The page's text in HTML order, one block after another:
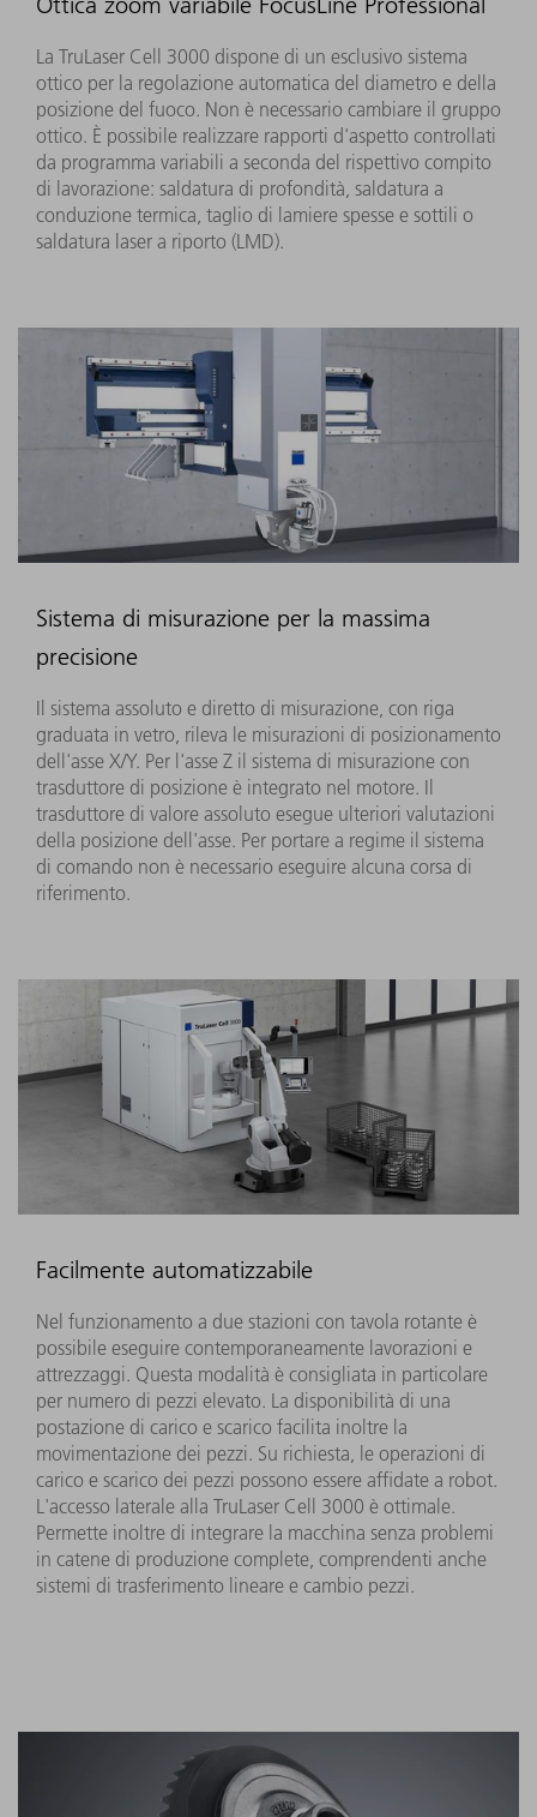
La TruLaser Cell 3000 dispone di un esclusivo sistema
ottico per la regolazione automatica del diametro e della
posizione del fuoco. Non è necessario cambiare il gruppo
ottico. È possibile realizzare rapporti d'aspetto controllati
da programma variabili a seconda del rispettivo compito
di lavorazione: saldatura di profondità, saldatura a
conduzione termica, taglio di lamiere spesse e sottili o
saldatura laser a riporto (LMD).
Sistema di misurazione per la massima
precisione
Il sistema assoluto e diretto di misurazione, con riga
graduata in vetro, rileva le misurazioni di posizionamento
dell'asse X/Y. Per l'asse Z il sistema di misurazione con
trasduttore di posizione è integrato nel motore. Il
trasduttore di valore assoluto esegue ulteriori valutazioni
della posizione dell'asse. Per portare a regime il sistema
di comando non è necessario eseguire alcuna corsa di
riferimento.
Facilmente automatizzabile
Nel funzionamento a due stazioni con tavola rotante è
possibile eseguire contemporaneamente lavorazioni e
attrezzaggi. Questa modalità è consigliata in particolare
per numero di pezzi elevato. La disponibilità di una
postazione di carico e scarico facilita inoltre la
movimentazione dei pezzi. Su richiesta, le operazioni di
carico e scarico dei pezzi possono essere affidate a robot.
L'accesso laterale alla TruLaser Cell 3000 è ottimale.
Permette inoltre di integrare la macchina senza problemi
in catene di produzione complete, comprendenti anche
sistemi di trasferimento lineare e cambio pezzi.